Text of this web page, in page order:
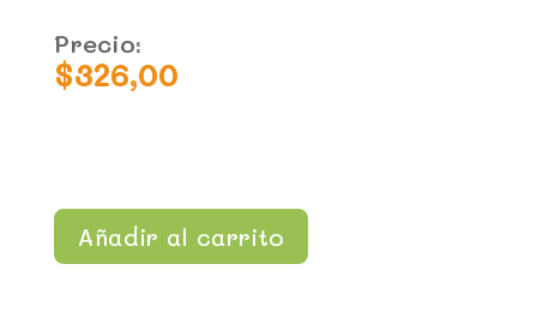
Precio:
$326,00
Añadir al carrito